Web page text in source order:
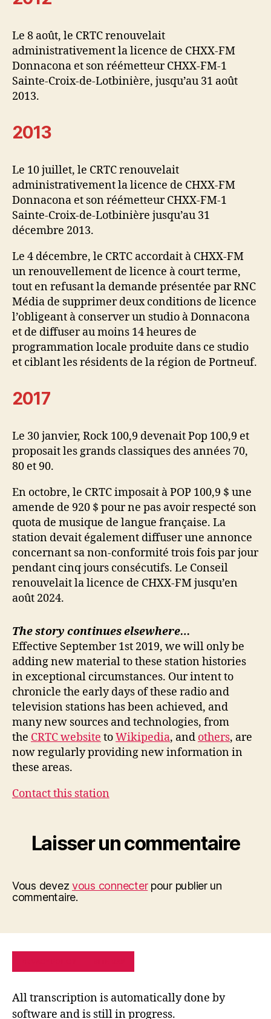
Le 8 août, le CRTC renouvelait
administrativement la licence de CHXX-FM
Donnacona et son réémetteur CHXX-FM-1
Sainte-Croix-de-Lotbinière, jusqu’au 31 août
2013.
2013
Le 10 juillet, le CRTC renouvelait
administrativement la licence de CHXX-FM
Donnacona et son réémetteur CHXX-FM-1
Sainte-Croix-de-Lotbinière jusqu’au 31
décembre 2013.
Le 4 décembre, le CRTC accordait à CHXX-FM
un renouvellement de licence à court terme,
tout en refusant la demande présentée par RNC
Média de supprimer deux conditions de licence
l’obligeant à conserver un studio à Donnacona
et de diffuser au moins 14 heures de
programmation locale produite dans ce studio
et ciblant les résidents de la région de Portneuf.
2017
Le 30 janvier, Rock 100,9 devenait Pop 100,9 et
proposait les grands classiques des années 70,
80 et 90.
En octobre, le CRTC imposait à POP 100,9 $ une
amende de 920 $ pour ne pas avoir respecté son
quota de musique de langue française. La
station devait également diffuser une annonce
concernant sa non-conformité trois fois par jour
pendant cinq jours consécutifs. Le Conseil
renouvelait la licence de CHXX-FM jusqu’en
août 2024.
The story continues elsewhere…
Effective September 1st 2019, we will only be
adding new material to these station histories
in exceptional circumstances. Our intent to
chronicle the early days of these radio and
television stations has been achieved, and
many new sources and technologies, from
the CRTC website toWikipedia, and others, are
now regularly providing new information in
these areas.
Contact this station
Laisser un commentaire
Vous devezvous connecterpour publier un
commentaire.
All transcription is automatically done by
software and is still in progress.